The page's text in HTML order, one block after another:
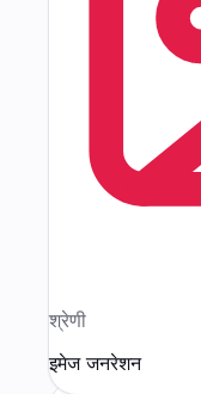
श्रेणी
इमेज जनरेशन